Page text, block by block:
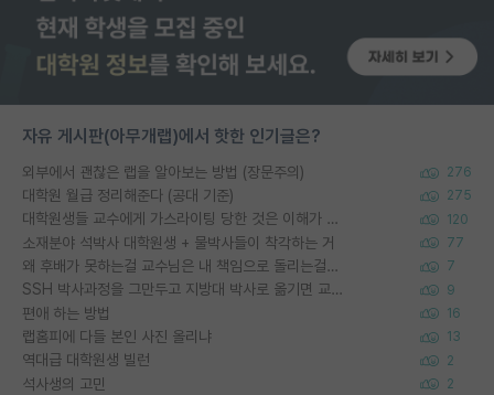
자유 게시판(아무개랩)에서 핫한 인기글은?
외부에서 괜찮은 랩을 알아보는 방법 (장문주의) 276
대학원 월급 정리해준다 (공대 기준) 275
대학원생들 교수에게 가스라이팅 당한 것은 이해가 갑니다. 안타깝네요. 120
소재분야 석박사 대학원생 + 물박사들이 착각하는 거 77
왜 후배가 못하는걸 교수님은 내 책임으로 돌리는걸까요? 7
SSH 박사과정을 그만두고 지방대 박사로 옮기면 교수의 꿈은 끝일까요? 9
편애 하는 방법 16
랩홈피에 다들 본인 사진 올리냐 13
역대급 대학원생 빌런 2
석사생의 고민 2